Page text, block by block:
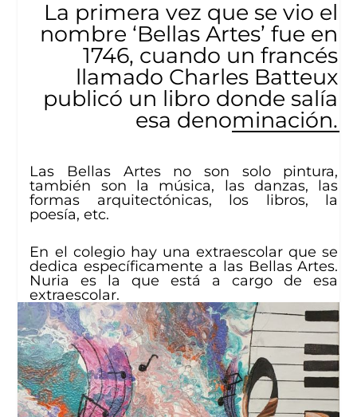
La primera vez que se vio el
nombre ‘Bellas Artes’ fue en
1746, cuando un francés
llamado Charles Batteux
publicó un libro donde salía
esa denominación.
Las Bellas Artes no son solo pintura,
también son la música, las danzas, las
formas arquitectónicas, los libros, la
poesía, etc.
En el colegio hay una extraescolar que se
dedica específicamente a las Bellas Artes.
Nuria es la que está a cargo de esa
extraescolar.